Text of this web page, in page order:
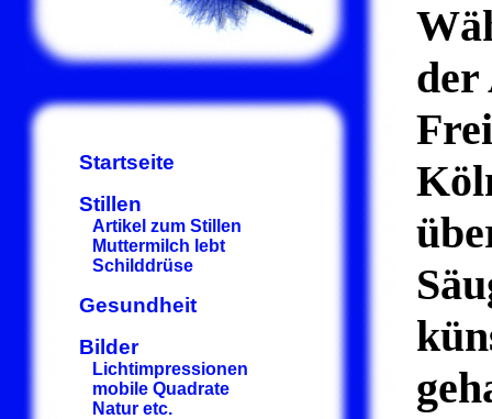
Startseite
Stillen
Artikel zum Stillen
Muttermilch lebt
Schilddrüse
Gesundheit
Bilder
Lichtimpressionen
mobile Quadrate
Natur etc.
der